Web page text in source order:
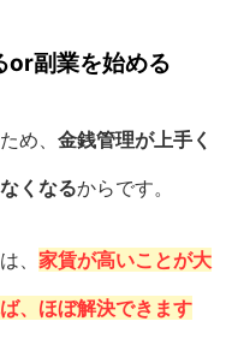
or副業を始める
め、 金銭管理が上手く
くなるからです。
、 家賃が高いことが大
、ほぼ解決できます